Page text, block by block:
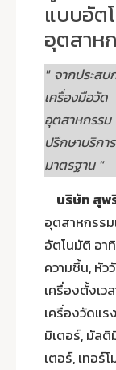
แบบอัต
อุตสาห
" จากประสบ
เครื่องมือวั
อุตสาหกรร
ปรึกษาบริก
มาตรฐาน "
บริษัท สุพ
อุตสาหกรร
อัตโนมัติ อา
ความชื้น, หั
เครื่องตั้งเว
เครื่องวัดแร
มิเตอร์, มัลติ
เตอร์, เทอร์